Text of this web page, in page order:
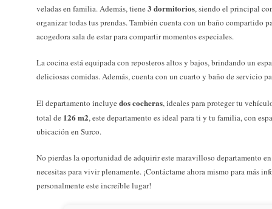
veladas en familia. Además, tiene 3 dormitorios, siendo el principal
organizar todas tus prendas. También cuenta con un baño compartido
acogedora sala de estar para compartir momentos especiales.
La cocina está equipada con reposteros altos y bajos, brindando un
deliciosas comidas. Además, cuenta con un cuarto y baño de servicio
El departamento incluye dos cocheras, ideales para proteger tu
total de 126 m2, este departamento es ideal para ti y tu familia, con
ubicación en Surco.
No pierdas la oportunidad de adquirir este maravilloso departamento
necesitas para vivir plenamente. ¡Contáctame ahora mismo para más
personalmente este increíble lugar!